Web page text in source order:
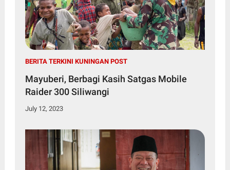
BERITA TERKINI KUNINGAN POST
Mayuberi, Berbagi Kasih Satgas Mobile
Raider 300 Siliwangi
July 12, 2023